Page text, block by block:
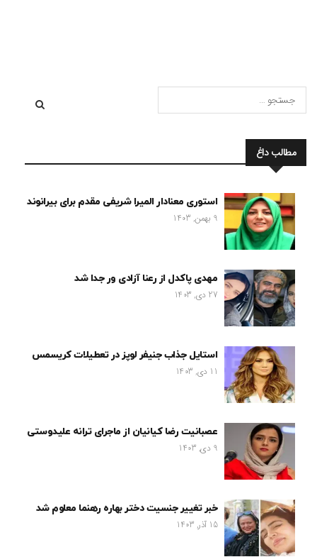
مطالب داغ
استوری معنادار المیرا شریفی مقدم برای بیرانوند
9 بهمن, 1403
مهدی پاکدل از رعنا آزادی ور جدا شد
27 دی, 1403
استایل جذاب جنیفر لوپز در تعطیلات کریسمس
11 دی, 1403
عصبانیت رضا کیانیان از ماجرای ترانه علیدوستی
9 دی, 1403
خبر تغییر جنسیت دختر بهاره رهنما معلوم شد
15 آذر, 1403